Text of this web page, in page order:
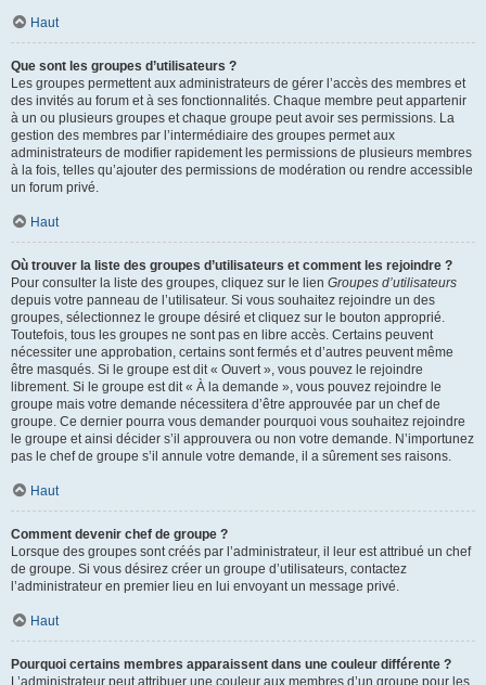
Haut
Que sont les groupes d’utilisateurs ?
Les groupes permettent aux administrateurs de gérer l’accès des membres et
des invités au forum et à ses fonctionnalités. Chaque membre peut appartenir
à un ou plusieurs groupes et chaque groupe peut avoir ses permissions. La
gestion des membres par l’intermédiaire des groupes permet aux
administrateurs de modifier rapidement les permissions de plusieurs membres
à la fois, telles qu’ajouter des permissions de modération ou rendre accessible
un forum privé.
Haut
Où trouver la liste des groupes d’utilisateurs et comment les rejoindre ?
Pour consulter la liste des groupes, cliquez sur le lien Groupes d’utilisateurs
depuis votre panneau de l’utilisateur. Si vous souhaitez rejoindre un des
groupes, sélectionnez le groupe désiré et cliquez sur le bouton approprié.
Toutefois, tous les groupes ne sont pas en libre accès. Certains peuvent
nécessiter une approbation, certains sont fermés et d’autres peuvent même
être masqués. Si le groupe est dit « Ouvert », vous pouvez le rejoindre
librement. Si le groupe est dit « À la demande », vous pouvez rejoindre le
groupe mais votre demande nécessitera d’être approuvée par un chef de
groupe. Ce dernier pourra vous demander pourquoi vous souhaitez rejoindre
le groupe et ainsi décider s’il approuvera ou non votre demande. N’importunez
pas le chef de groupe s’il annule votre demande, il a sûrement ses raisons.
Haut
Comment devenir chef de groupe ?
Lorsque des groupes sont créés par l’administrateur, il leur est attribué un chef
de groupe. Si vous désirez créer un groupe d’utilisateurs, contactez
l’administrateur en premier lieu en lui envoyant un message privé.
Haut
Pourquoi certains membres apparaissent dans une couleur différente ?
L’administrateur peut attribuer une couleur aux membres d’un groupe pour les